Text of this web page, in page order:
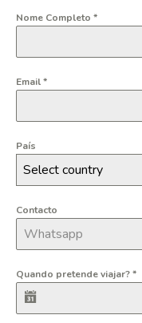
Nome Completo *
Email*
País
Select country
Contacto
Quando pretende viajar?*